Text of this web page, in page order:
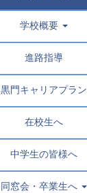
学校概要
進路指導
黒門キャリアプラン
在校生へ
中学生の皆様へ
同窓会・卒業生へ